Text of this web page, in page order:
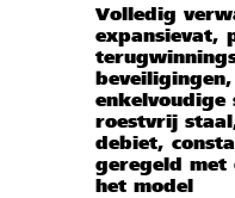
Volledig
expansievat,
enkelvoudige
roestvrij
debiet,
geregeld met
het model